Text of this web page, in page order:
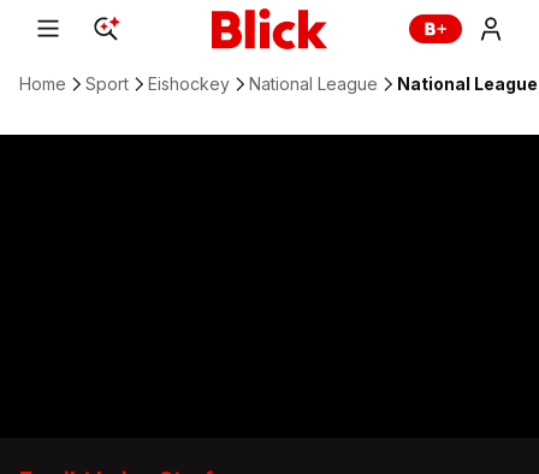
Home Sport Eishockey National League National